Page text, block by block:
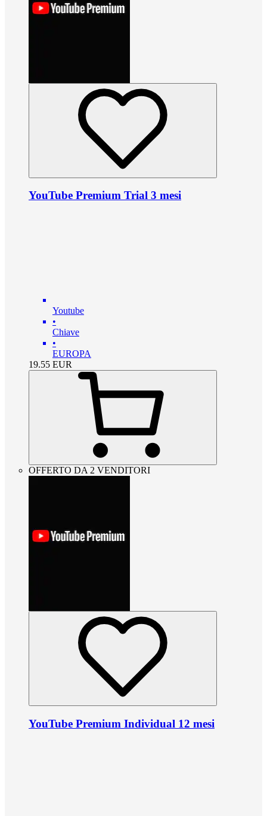
YouTube Premium Trial 3 mesi
Youtube
•
Chiave
•
EUROPA
19.55 EUR
OFFERTO DA 2 VENDITORI
YouTube Premium Individual 12 mesi